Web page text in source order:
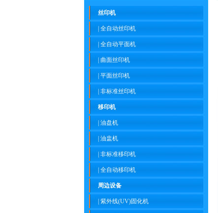
丝印机
全自动丝印机
全自动平面机
曲面丝印机
平面丝印机
非标准丝印机
移印机
油盘机
油盅机
非标准移印机
全自动移印机
周边设备
紫外线(UV)固化机